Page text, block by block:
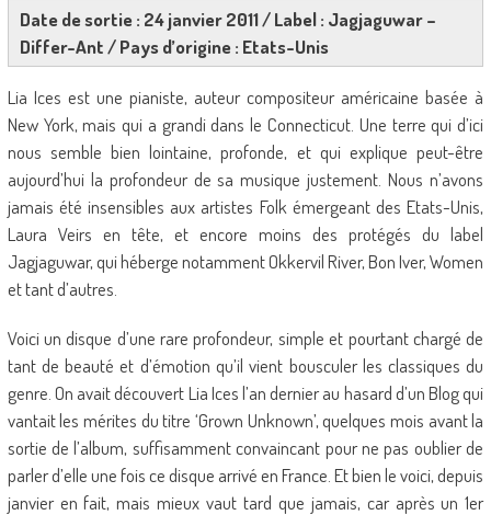
Date de sortie : 24 janvier 2011 / Label : Jagjaguwar –
Differ-Ant / Pays d’origine : Etats-Unis
Lia Ices est une pianiste, auteur compositeur américaine basée à
New York, mais qui a grandi dans le Connecticut. Une terre qui d’ici
nous semble bien lointaine, profonde, et qui explique peut-être
aujourd’hui la profondeur de sa musique justement. Nous n’avons
jamais été insensibles aux artistes Folk émergeant des Etats-Unis,
Laura Veirs en tête, et encore moins des protégés du label
Jagjaguwar, qui héberge notamment Okkervil River, Bon Iver, Women
et tant d’autres.
Voici un disque d’une rare profondeur, simple et pourtant chargé de
tant de beauté et d’émotion qu’il vient bousculer les classiques du
genre. On avait découvert Lia Ices l’an dernier au hasard d’un Blog qui
vantait les mérites du titre ‘Grown Unknown’, quelques mois avant la
sortie de l’album, suffisamment convaincant pour ne pas oublier de
parler d’elle une fois ce disque arrivé en France. Et bien le voici, depuis
janvier en fait, mais mieux vaut tard que jamais, car après un 1er